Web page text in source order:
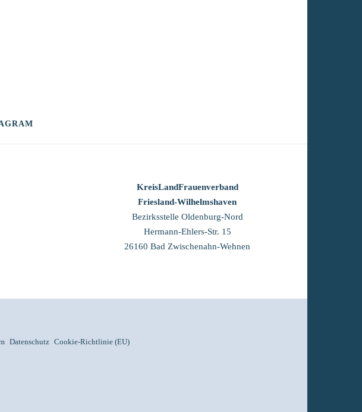
Werde Mitglied bei uns!
KreisLandFrauenverband
Friesland-Wilhelmshaven
Bezirksstelle Oldenburg-Nord
Hermann-Ehlers-Str. 15
26160 Bad Zwischenahn-Wehnen
Datenschutz Cookie-Richtlinie (EU)